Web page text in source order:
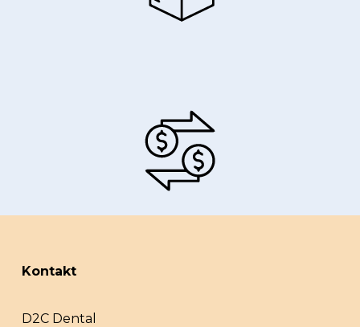
Kontakt
D2C Dental